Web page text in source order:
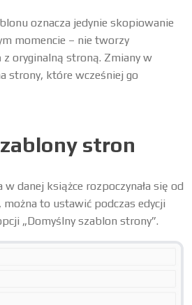
oznacza jedynie skopiowanie
momencie – nie tworzy
z oryginalną stroną. Zmiany w
strony, które wcześniej go
stron
danej książce rozpoczynała się od
to ustawić podczas edycji
„Domyślny szablon strony”.